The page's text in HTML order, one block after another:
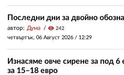
Последни дни за двойно
автор: Дума visibility 242
четвъртък, 06 Август 2026 / 12:29
Изнасяме овче сирене за под 6
за 15–18 евро